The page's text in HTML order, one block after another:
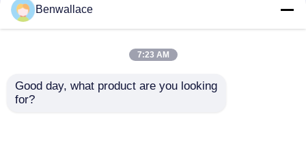
Neem contact met ons op
Gevallen
JIS Gekeurd Gepolijst
Benwallace
7:23 AM
Good day, what product are you looking
for?